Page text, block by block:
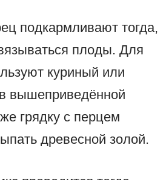
подкармливают тогда,
плоды. Для
куриный или
вышеприведённой
грядку с перцем
древесной золой.